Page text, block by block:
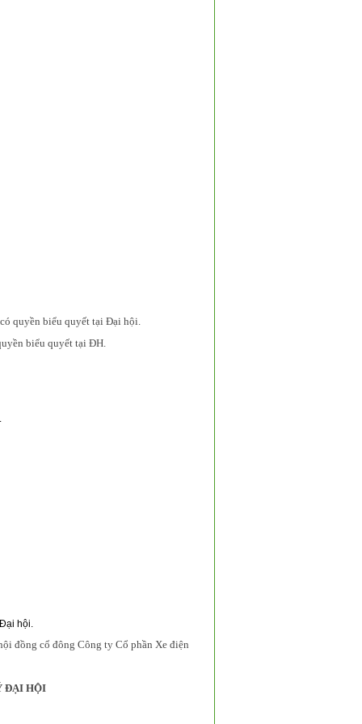
quyền biểu quyết tại Đại hội.
biểu quyết tại ĐH.
hội.
đồng cổ đông Công ty Cổ phần Xe điện
ĐẠI HỘI